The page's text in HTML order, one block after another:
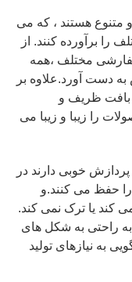
متنوع هستند ، که می
را برآورده کنند. از
مختلف ،همه
دست آورد.علاوه بر
ظریف و
را زیبا و زیبا می
خوبی دارند در
حفظ می کنند.و
کند یا ترک نمی کند.
به راحتی به شکل های
به نیازهای تولید